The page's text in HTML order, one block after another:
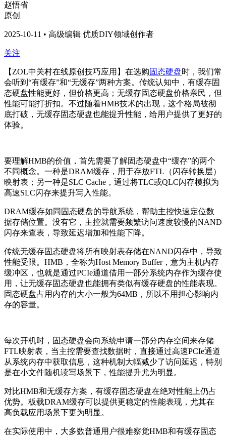
赵悟省
原创
2025-10-11 • 高级编辑 优质DIY领域创作者
关注
【ZOL中关村在线原创技巧应用】在选购固态硬盘时，我们常
会听到“有缓存”和“无缓存”两种方案。传统认知中，有缓存固
态硬盘性能更好，但价格更高；无缓存固态硬盘价格亲民，但
性能可能打折扣。不过随着HMB技术的出现，这个格局被彻
底打破，无缓存固态硬盘也能提升性能，给用户提供了更好的
体验。
要理解HMB的价值，首先需要了解固态硬盘中“缓存”的两个
不同概念。一种是DRAM缓存，用于存放FTL（闪存转换层）
映射表；另一种是SLC Cache，通过将TLC或QLC闪存模拟为
高速SLC闪存来提升写入性能。
DRAM缓存如同固态硬盘的导航系统，帮助主控快速定位数
据存储位置。没有它，主控就需要频繁访问速度较慢的NAND
闪存来查表，导致延迟增加和性能下降。
传统无缓存固态硬盘将所有映射表存储在NAND闪存中，导致
性能受限。HMB，全称为Host Memory Buffer，意为主机内存
缓冲区，也就是通过PCIe通道借用一部分系统内存作为缓存使
用，让无缓存固态硬盘也能拥有类似有缓存硬盘的性能表现。
固态硬盘占用内存的大小一般为64MB，所以不用担心影响内
存的容量。
每次开机时，固态硬盘会向系统申请一部分内存空间来存储
FTL映射表，当主控需要查找数据时，直接通过高速PCIe通道
从系统内存中获取信息，这种机制大幅减少了访问延迟，特别
是在小文件随机读写场景下，性能提升尤为明显。
对比HMB和无缓存方案，有缓存固态硬盘在绝对性能上仍占
优势。板载DRAM缓存可以提供更稳定的性能表现，尤其在
高负载应用场景下更为明显。
在实际使用中，大多数普通用户很难察觉HMB和有缓存固态